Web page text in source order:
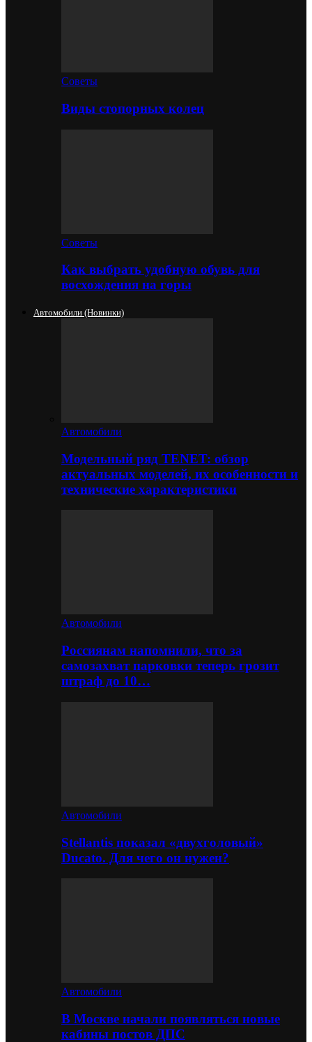
Советы
Виды стопорных колец
Советы
Как выбрать удобную обувь для
восхождения на горы
Автомобили (новинки)
Автомобили
Модельный ряд TENET: обзор
актуальных моделей, их особенности и
технические характеристики
Автомобили
Россиянам напомнили, что за
самозахват парковки теперь грозит
штраф до 10…
Автомобили
Stellantis показал «двухголовый»
Ducato. Для чего он нужен?
Автомобили
В Москве начали появляться новые
кабины постов ДПС